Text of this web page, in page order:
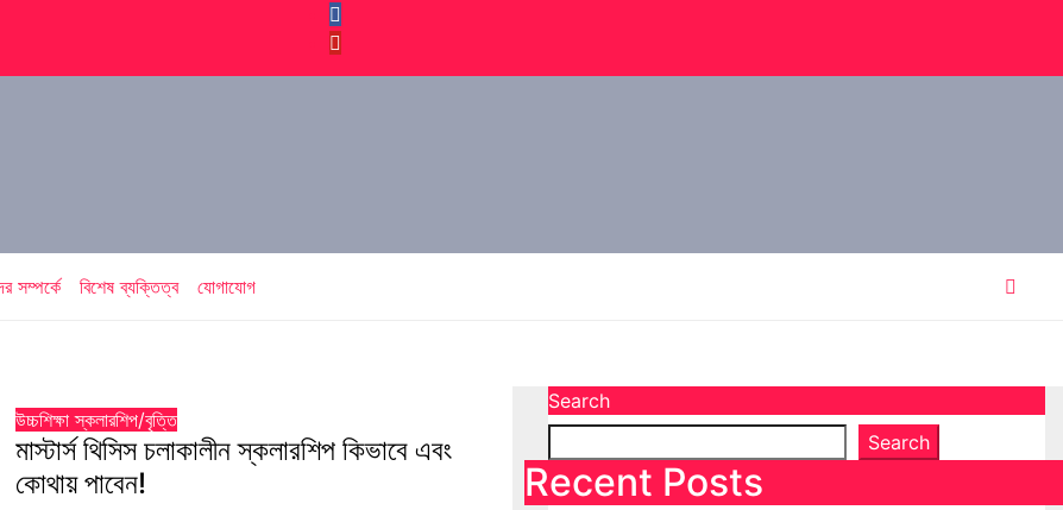
সম্পর্কে বিশেষ ব্যক্তিত্ব যোগাযোগ
উচ্চশিক্ষাস্কলারশিপ/বৃত্তি
মাস্টার্স থিসিস চলাকালীন স্কলারশিপ কিভাবে এবং
কোথায় পাবেন!
Search
Search
Recent Posts